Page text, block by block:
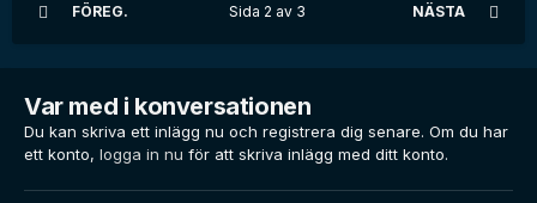
FÖREG. NÄSTA
Sida 2 av 3
Var med i konversationen
Du kan skriva ett inlägg nu och registrera dig senare. Om du har
ett konto, logga in nu för att skriva inlägg med ditt konto.